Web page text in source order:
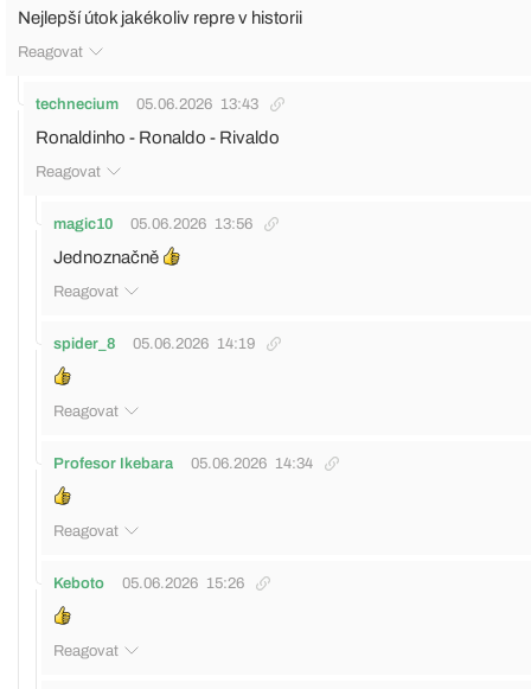
Nejlepší útok jakékoliv repre v historii
Reagovat
technecium 05.06.2026 13:43
Ronaldinho - Ronaldo - Rivaldo
Reagovat
magic10 05.06.2026 13:56
Jednoznačně
Reagovat
spider_8 05.06.2026 14:19
Reagovat
Profesor Ikebara 05.06.2026 14:34
Reagovat
Keboto 05.06.2026 15:26
Reagovat